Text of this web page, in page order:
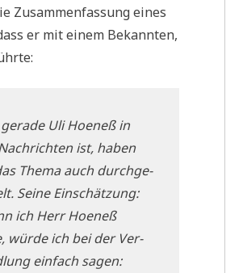
Zusam­men­fas­sung eines
er mit einem Bekann­ten,
gera­de Uli Hoe­neß in
ist, haben
The­ma auch durch­ge­
Sei­ne Ein­schät­zung:
ich Herr Hoe­neß
wür­de ich bei der Ver­
ein­fach sagen: